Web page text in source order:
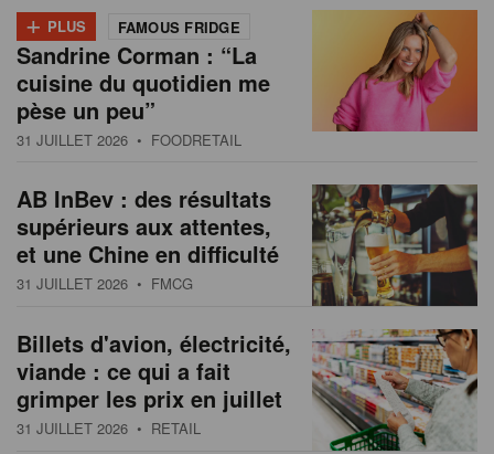
+ PLUS FAMOUS FRIDGE
Sandrine Corman : “La
cuisine du quotidien me
pèse un peu”
31 JUILLET 2026 • FOODRETAIL
AB InBev : des résultats
supérieurs aux attentes,
et une Chine en difficulté
31 JUILLET 2026 • FMCG
Billets d'avion, électricité,
viande : ce qui a fait
grimper les prix en juillet
31 JUILLET 2026 • RETAIL